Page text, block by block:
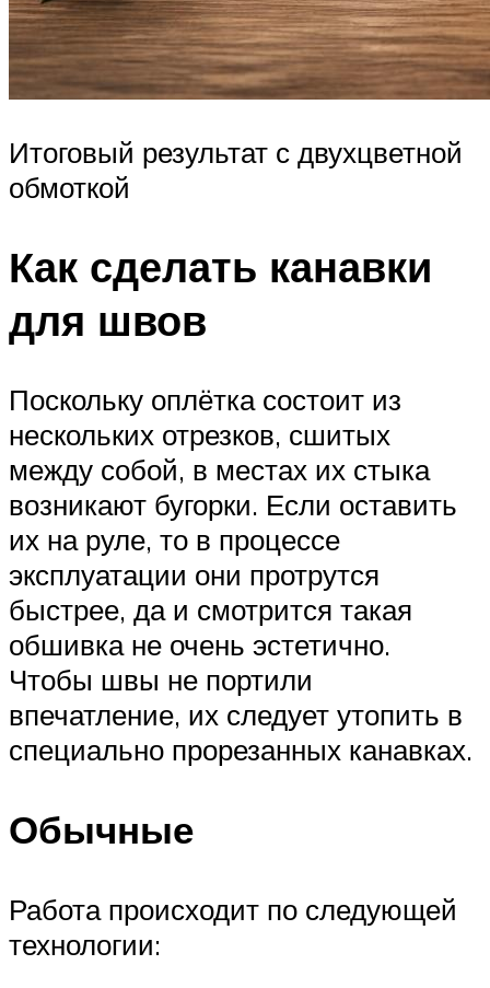
Итоговый результат с двухцветной
обмоткой
Как сделать канавки
для швов
Поскольку оплётка состоит из
нескольких отрезков, сшитых
между собой, в местах их стыка
возникают бугорки. Если оставить
их на руле, то в процессе
эксплуатации они протрутся
быстрее, да и смотрится такая
обшивка не очень эстетично.
Чтобы швы не портили
впечатление, их следует утопить в
специально прорезанных канавках.
Обычные
Работа происходит по следующей
технологии: